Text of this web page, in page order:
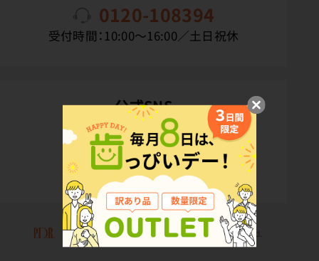
0120-108394
受付時間：10:00〜16:00／土日祝休
公式SNS
Copyright(C) P.D.R. Co.,Ltd. All Rights Reserved.